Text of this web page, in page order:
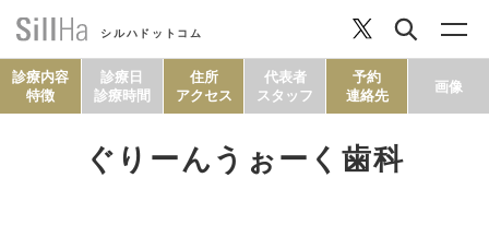
シルハドットコム
診療内容
特徴
診療日
診療時間
住所
アクセス
代表者
スタッフ
予約
連絡先
画像
ぐりーんうぉーく歯科